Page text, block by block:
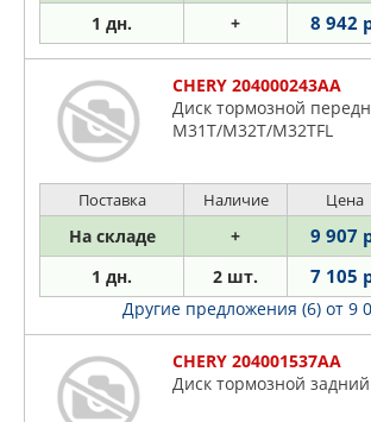
1 дн. + 8 942
CHERY 204000243AA
Диск тормозной
M31T/M32T/M32TFL
Поставка Наличие Цена
На складе + 9 907
1 дн. 2 шт. 7 105
Другие предложения (6) от 9
CHERY 204001537AA
Диск тормозной